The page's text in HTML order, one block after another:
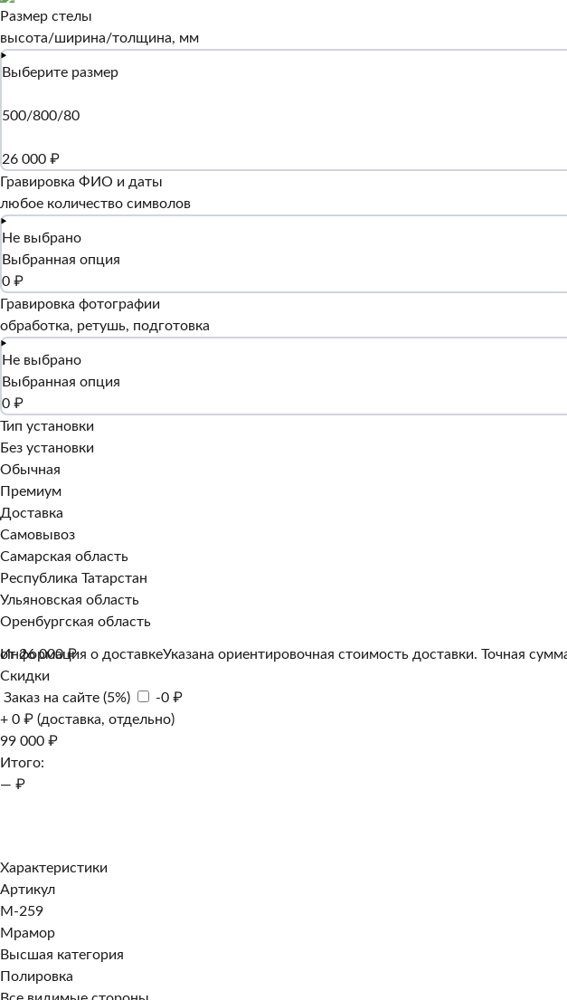
Размер стелы
высота/ширина/толщина, мм
Выберите размер
500/800/80
26 000 ₽
Гравировка ФИО и даты
любое количество символов
Не выбрано
Выбранная опция
0 ₽
Гравировка фотографии
обработка, ретушь, подготовка
Не выбрано
Выбранная опция
0 ₽
Тип установки
Без установки
Обычная
Премиум
Доставка
Самовывоз
Самарская область
Республика Татарстан
Ульяновская область
Оренбургская область
Информация о доставкеУказана ориентировочная стоимость доставки. Точная
от 26 000 ₽
Скидки
Заказ на сайте (5%)
-0 ₽
+ 0 ₽ (доставка, отдельно)
99 000 ₽
Итого:
— ₽
Характеристики
Артикул
M-259
Мрамор
Высшая категория
Полировка